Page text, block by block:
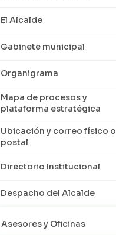
El Alcalde
Gabinete municipal
Organigrama
Mapa de procesos y
plataforma estratégica
Ubicación y correo físico o
postal
Directorio Institucional
Despacho del Alcalde
Asesores y Oficinas